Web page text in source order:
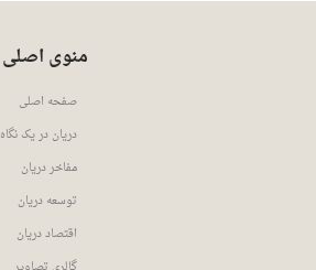
منوی اصلی
صفحه اصلی
دریان در یک نگاه
مفاخر دریان
توسعه دریان
اقتصاد دریان